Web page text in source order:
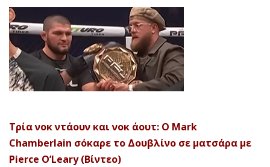
Τρία νοκ ντάουν και νοκ άουτ: Ο Mark
Chamberlain σόκαρε το Δουβλίνο σε ματσάρα με
Pierce O’Leary (Βίντεο)